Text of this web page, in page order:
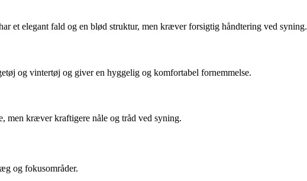
et elegant fald og en blød struktur, men kræver forsigtig håndtering ved syning.
og vintertøj og giver en hyggelig og komfortabel fornemmelse.
men kræver kraftigere nåle og tråd ved syning.
og fokusområder.